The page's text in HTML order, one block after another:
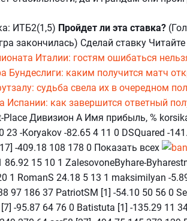
ИТБ2(1,5) Пройдет ли эта ставка?
закончилась) Сделай ставку
Италии: гостям ошибаться
Бундеслиги: каким получится матч
судьба свела их в очередном
Испании: как завершится ответный
Дивизион А Имя прибыль, %
23 -Koryakov -82.65 4 11 0 DSQuared -
-409.18 108 178 0 Показать всех
86.92 15 10 1 ZalesovoneByhare-
1 RomanS 24.18 5 13 1 maksimilyan -
97 186 37 PatriotSM [1] -54.10 50 56 0
-95.87 64 76 0 Batistuta [1] -135.29 11